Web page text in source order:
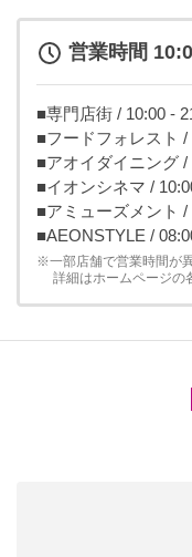
営業時間
■専門店街 / 10:00 -
■フードフォレスト /
■アオイダイニング /
■イオンシネマ /
■アミューズメント /
■AEONSTYLE /
※一部店舗で営業時間が
詳細はホームページの